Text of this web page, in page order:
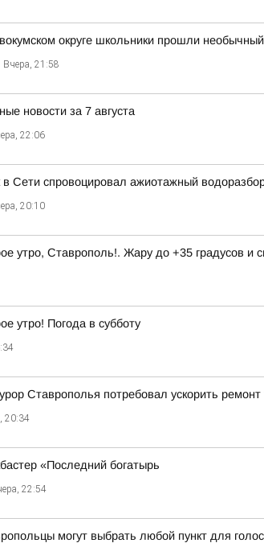
округе школьники прошли
Вчера, 21:58
новости за 7 августа
22:06
в Сети спровоцировал ажиотажный
20:10
утро, Ставрополь!. Жару до +35 градусов и
утро! Погода в субботу
Ставрополья потребовал ускорить
20:34
«Последний богатырь
22:54
могут выбрать любой пункт для